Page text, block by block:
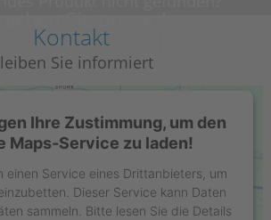
KONTAKT
Kontakt
Sie informiert
Ihre Zustimmung, um den
Maps-Service zu laden!
einen Service eines Drittanbieters, um
Dieser Service kann Daten
sammeln. Bitte lesen Sie die Details